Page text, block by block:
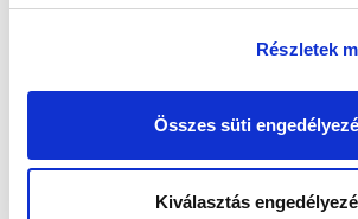
Részletek
Összes süti
Kiválasztás